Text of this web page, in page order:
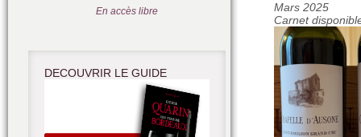
Mars 2025
Carnet
En accès libre
DECOUVRIR LE GUIDE